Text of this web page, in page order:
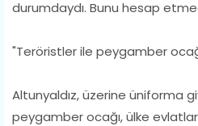
durumdaydı. Bunu hesap
"Teröristler ile peygamber
Altunyaldız, üzerine üniforma
peygamber ocağı, ülke